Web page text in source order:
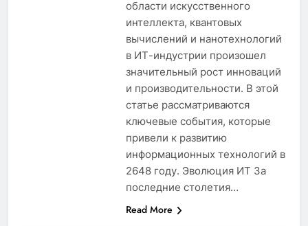
области искусственного
интеллекта, квантовых
вычислений и нанотехнологий
в ИТ-индустрии произошел
значительный рост инноваций
и производительности. В этой
статье рассматриваются
ключевые события, которые
привели к развитию
информационных технологий в
2648 году. Эволюция ИТ За
последние столетия…
Read More